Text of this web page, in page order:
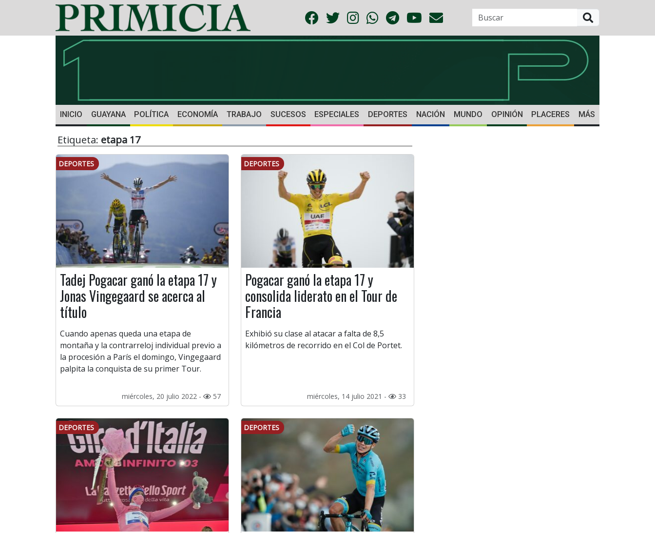
INICIO GUAYANA POLÍTICA ECONOMÍA TRABAJO SUCESOS ESPECIALES DEPORTES NACIÓN MUNDO OPINIÓN PLACERES MÁS
Etiqueta: etapa 17
DEPORTES
Tadej Pogacar ganó la etapa 17 y
Jonas Vingegaard se acerca al
título
Cuando apenas queda una etapa de
montaña y la contrarreloj individual previo a
la procesión a París el domingo, Vingegaard
palpita la conquista de su primer Tour.
miércoles, 20 julio 2022 - 57
DEPORTES
Pogacar ganó la etapa 17 y
consolida liderato en el Tour de
Francia
Exhibió su clase al atacar a falta de 8,5
kilómetros de recorrido en el Col de Portet.
miércoles, 14 julio 2021 - 33
DEPORTES DEPORTES